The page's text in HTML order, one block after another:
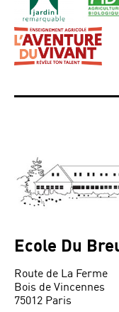
Ecole Du
Route de La Ferme
Bois de Vincennes
75012 Paris